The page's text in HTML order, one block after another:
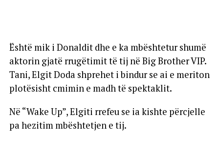
Është mik i Donaldit dhe e ka mbështetur shumë
aktorin gjatë rrugëtimit të tij në Big Brother VIP.
Tani, Elgit Doda shprehet i bindur se ai e meriton
plotësisht cmimin e madh të spektaklit.
Në “Wake Up”, Elgiti rrefeu se ia kishte përcjelle
pa hezitim mbështetjen e tij.